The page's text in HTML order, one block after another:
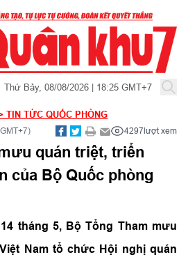
Thứ Bảy, 08/08/2026 | 18:25 GMT+7
TIN TỨC QUỐC PHÒNG
4297lượt xem
quán triệt, triển
của Bộ Quốc phòng
tháng 5, Bộ Tổng Tham mưu
Nam tổ chức Hội nghị quán